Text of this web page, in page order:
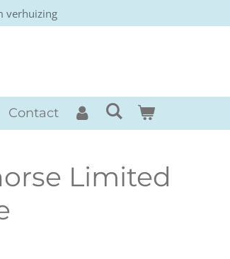
verhuizing
Contact
Limited